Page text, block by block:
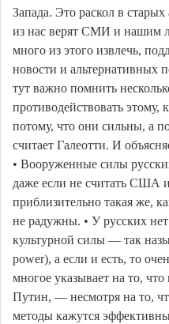
Запада. Это раскол в
из нас верят СМИ и нашим
много из этого извлечь,
новости и альтернативных
тут важно помнить
противодействовать этому,
потому, что они сильны, а
считает Галеотти. И
• Вооруженные силы
даже если не считать США
приблизительно такая же,
не радужны. • У русских
культурной силы — так
power), а если и есть, то
многое указывает на то, что
Путин, — несмотря на то,
методы кажутся